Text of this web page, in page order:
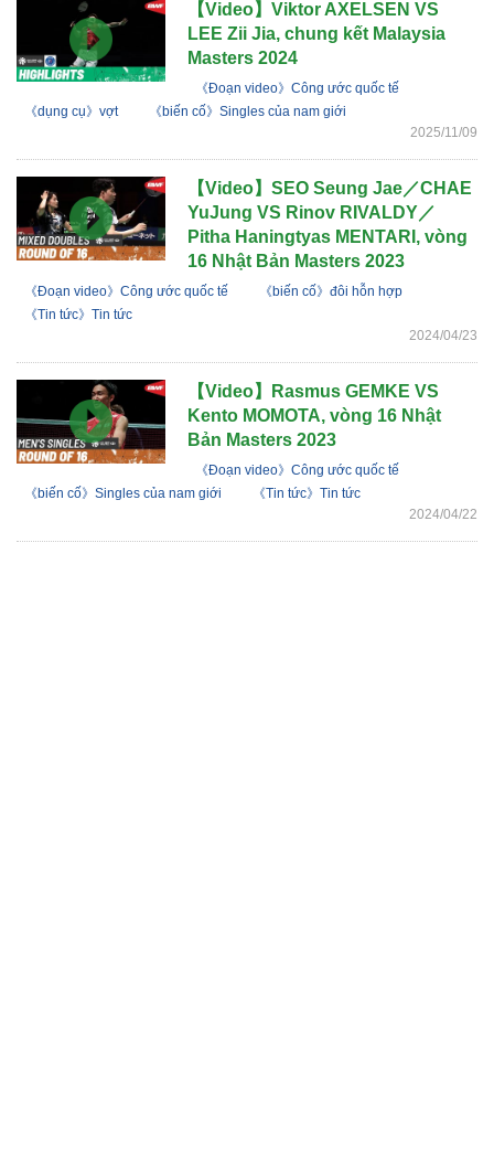
【Video】Viktor AXELSEN VS
LEE Zii Jia, chung kết Malaysia
Masters 2024
《Đoạn video》Công ước quốc tế
《dụng cụ》vợt
《biến cố》Singles của nam giới
2025/11/09
【Video】SEO Seung Jae／CHAE
YuJung VS Rinov RIVALDY／
Pitha Haningtyas MENTARI, vòng
16 Nhật Bản Masters 2023
《Đoạn video》Công ước quốc tế
《biến cố》đôi hỗn hợp
《Tin tức》Tin tức
2024/04/23
【Video】Rasmus GEMKE VS
Kento MOMOTA, vòng 16 Nhật
Bản Masters 2023
《Đoạn video》Công ước quốc tế
《biến cố》Singles của nam giới
《Tin tức》Tin tức
2024/04/22